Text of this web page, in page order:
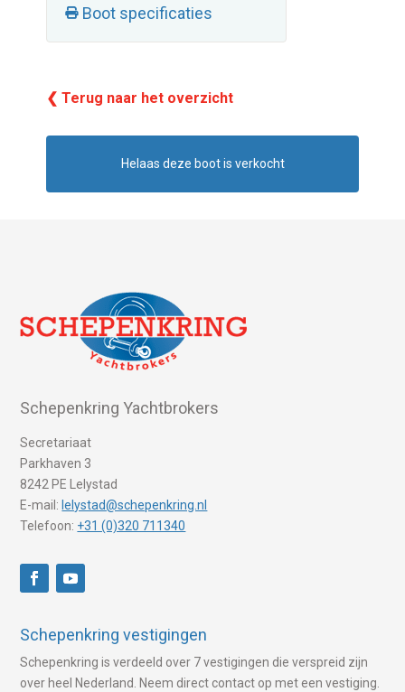
Boot specificaties
❮ Terug naar het overzicht
Helaas deze boot is verkocht
Schepenkring Yachtbrokers
Secretariaat
Parkhaven 3
8242 PE Lelystad
E-mail: lelystad@schepenkring.nl
Telefoon: +31 (0)320 711340
Schepenkring vestigingen
Schepenkring is verdeeld over 7 vestigingen die verspreid zijn
over heel Nederland. Neem direct contact op met een vestiging.